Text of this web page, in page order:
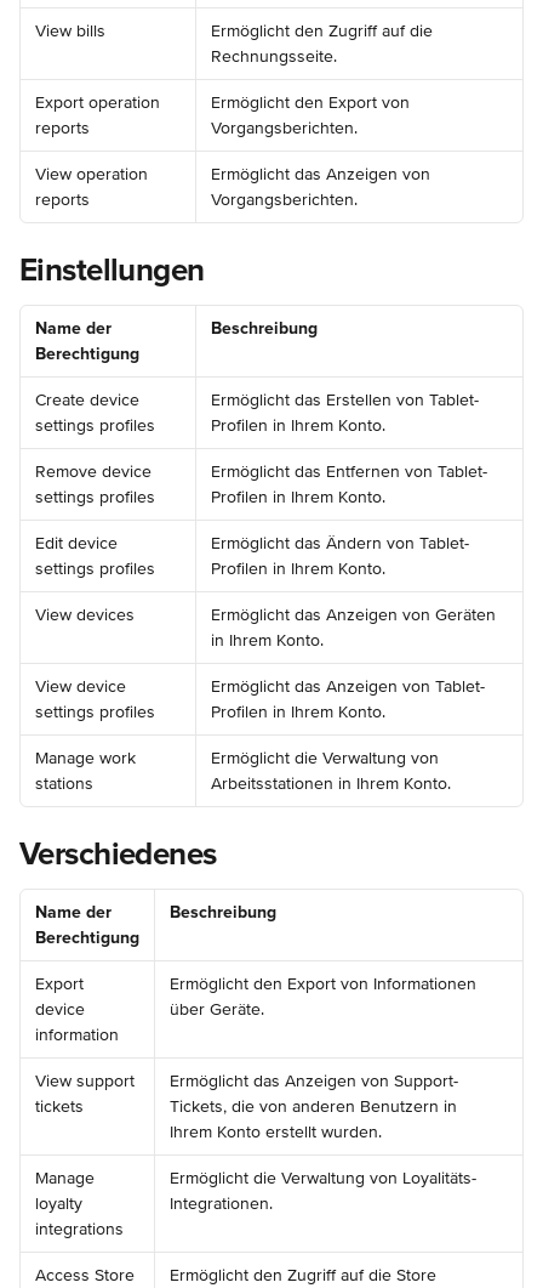
View bills
Ermöglicht den Zugriff auf die
Rechnungsseite.
Export operation
reports
Ermöglicht den Export von
Vorgangsberichten.
View operation
reports
Ermöglicht das Anzeigen von
Vorgangsberichten.
Einstellungen
Name der
Berechtigung
Beschreibung
Create device
settings profiles
Ermöglicht das Erstellen von Tablet-
Profilen in Ihrem Konto.
Remove device
settings profiles
Ermöglicht das Entfernen von Tablet-
Profilen in Ihrem Konto.
Edit device
settings profiles
Ermöglicht das Ändern von Tablet-
Profilen in Ihrem Konto.
View devices
Ermöglicht das Anzeigen von Geräten
in Ihrem Konto.
View device
settings profiles
Ermöglicht das Anzeigen von Tablet-
Profilen in Ihrem Konto.
Manage work
stations
Ermöglicht die Verwaltung von
Arbeitsstationen in Ihrem Konto.
Verschiedenes
Name der
Berechtigung
Beschreibung
Export
device
information
Ermöglicht den Export von Informationen
über Geräte.
View support
tickets
Ermöglicht das Anzeigen von Support-
Tickets, die von anderen Benutzern in
Ihrem Konto erstellt wurden.
Manage
loyalty
integrations
Ermöglicht die Verwaltung von Loyalitäts-
Integrationen.
Access Store Ermöglicht den Zugriff auf die Store